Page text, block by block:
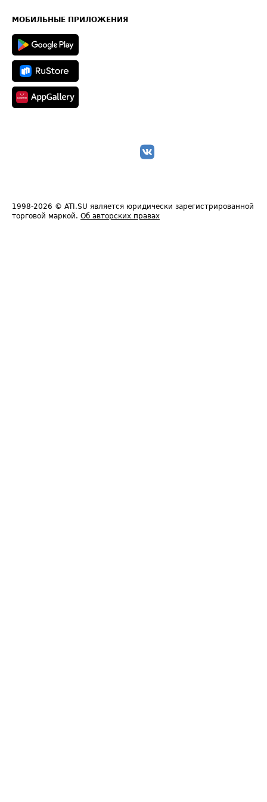
Техническая информация
МОБИЛЬНЫЕ ПРИЛОЖЕНИЯ
1998-2026 © ATI.SU является юридически зарегистрированной
торговой маркой. Об авторских правах